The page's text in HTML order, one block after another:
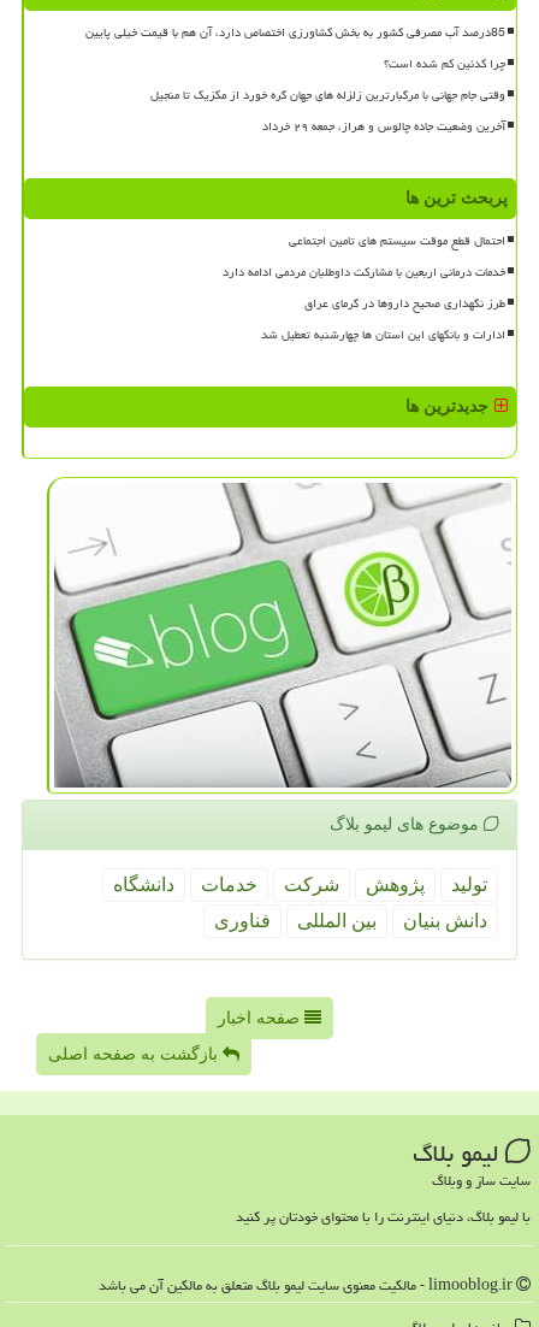
85درصد آب مصرفی کشور به بخش کشاورزی اختصاص دارد، آن هم با قیمت خیلی پایین
چرا کدئین کم شده است؟
وقتی جام جهانی با مرگبارترین زلزله های جهان گره خورد از مکزیک تا منجیل
آخرین وضعیت جاده چالوس و هراز، جمعه ۲۹ خرداد
پربحث ترین ها
احتمال قطع موقت سیستم های تامین اجتماعی
خدمات درمانی اربعین با مشارکت داوطلبان مردمی ادامه دارد
طرز نگهداری صحیح داروها در گرمای عراق
ادارات و بانکهای این استان ها چهارشنبه تعطیل شد
جدیدترین ها
موضوع های لیمو بلاگ
تولید پژوهش شركت خدمات
دانشگاه
دانش بنیان
بین المللی فناوری
صفحه اخبار
بازگشت به صفحه اصلی
لیمو بلاگ
سایت ساز و وبلاگ
با لیمو بلاگ، دنیای اینترنت را با محتوای خودتان پر کنید